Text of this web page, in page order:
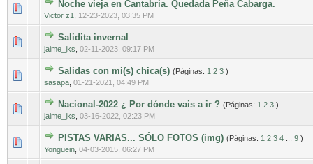
Noche vieja en Cantabria. Quedada Peña Cabarga.
Victor z1 12-23-2023, 03:35 PM
0 voto(s) - Media 0 de 5
12345
Salidita invernal
jaime_jks 02-11-2023, 09:17 PM
0 voto(s) - Media 0 de 5
Salidas con mi(s) chica(s) (Páginas: 1 2 3 )
sasapa 01-21-2021, 04:49 PM
0 voto(s) - Media 0 de 5
12345
Nacional-2022 ¿ Por dónde vais a ir ? (Páginas: 1 2 3 )
jaime_jks 03-16-2022, 02:23 PM
0 voto(s) - Media 0 de 5
12345
PISTAS VARIAS... SÓLO FOTOS (img) (Páginas: 1 2 3 4 9 )
Yongüein 04-03-2015, 06:27 PM
0 voto(s) - Media 0 de 5
1234 5